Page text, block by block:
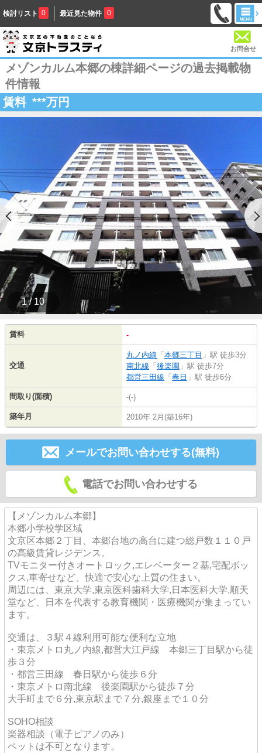
検討リスト 0 最近見た物件 0
お問合せ
メゾンカルム本郷の棟詳細ページの過去掲載物
件情報
賃料 ***万円
1 / 10
賃料 -
交通
丸ノ内線 「 本郷三丁目 」駅 徒歩3分
南北線 「 後楽園 」駅 徒歩7分
都営三田線 「 春日 」駅 徒歩6分
間取り(面積) -(-)
築年月 2010年 2月(築16年)
メールでお問い合わせする(無料)
電話でお問い合わせする
【メゾンカルム本郷】
本郷小学校学区域
文京区本郷２丁目、本郷台地の高台に建つ総戸数１１０戸
の高級賃貸レジデンス。
TVモニター付きオートロック,エレベーター２基,宅配ボッ
クス,車寄せなど、快適で安心な上質の住まい。
周辺には、東京大学,東京医科歯科大学,日本医科大学,順天
堂など、日本を代表する教育機関・医療機関が集まってい
ます。
交通は、３駅４線利用可能な便利な立地
・東京メトロ丸ノ内線,都営大江戸線 本郷三丁目駅から徒
歩３分
・都営三田線 春日駅から徒歩６分
・東京メトロ南北線 後楽園駅から徒歩７分
大手町まで６分,東京駅まで７分,銀座まで１０分
SOHO相談
楽器相談（電子ピアノのみ）
ペットは不可となります。